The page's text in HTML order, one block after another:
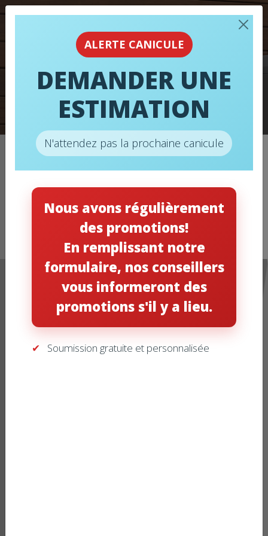
CLIMATISEURS
Accueil / Climatiseurs /
ALERTE CANICULE
DEMANDER UNE
ESTIMATION
N'attendez pas la prochaine canicule
Nous avons régulièrement
des promotions!
En remplissant notre
formulaire, nos conseillers
vous informeront des
promotions s'il y a lieu.
Soumission gratuite et personnalisée